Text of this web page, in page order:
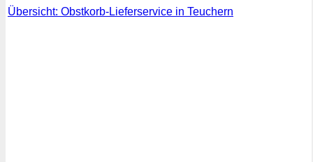
Übersicht: Obstkorb-Lieferservice in Teuchern